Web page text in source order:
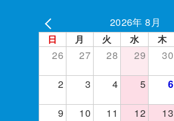
2026年 8月
日 月 火 水 木
26 27 28 29 30
2
3 4 5 6
9
10 11 12 13